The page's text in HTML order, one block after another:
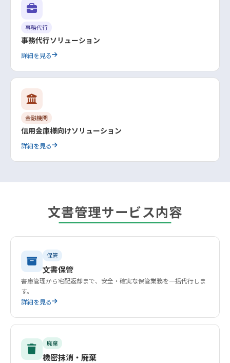
事務代行
事務代行ソリューション
詳細を見る
金融機関
信用金庫様向けソリューション
詳細を見る
文書管理サービス内容
保管
文書保管
書庫管理から宅配返却まで、安全・確実な保管業務を一括代行しま
す。
詳細を見る
廃棄
機密抹消・廃棄